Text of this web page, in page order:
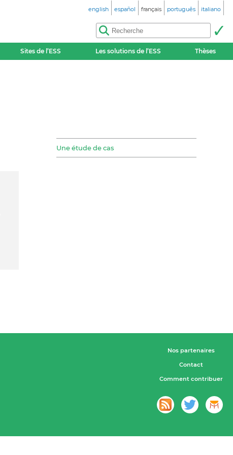
english español français português italiano
Sites de l’ESS Les solutions de l’ESS Thèses
Une étude de cas
Nos partenaires
Contact
Comment contribuer